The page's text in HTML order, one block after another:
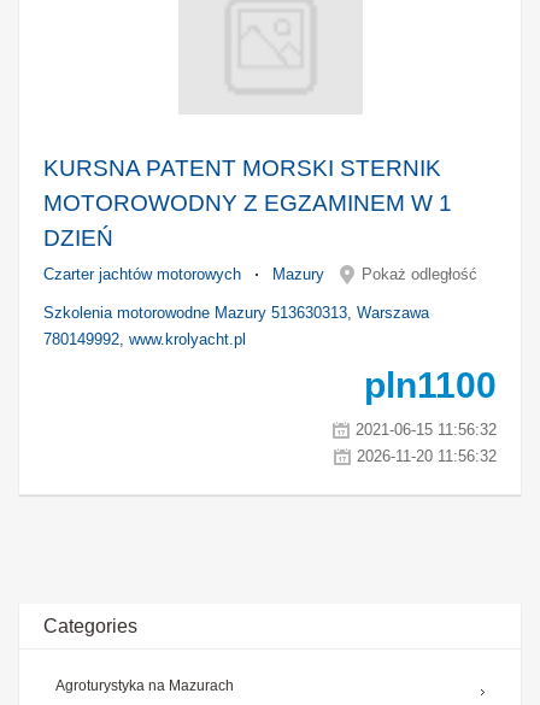
KURSNA PATENT MORSKI STERNIK
MOTOROWODNY Z EGZAMINEM W 1
DZIEŃ
Czarter jachtów motorowych Mazury Pokaż odległość
Szkolenia motorowodne Mazury 513630313, Warszawa
780149992, www.krolyacht.pl
pln1100
2021-06-15 11:56:32
2026-11-20 11:56:32
Categories
Agroturystyka na Mazurach